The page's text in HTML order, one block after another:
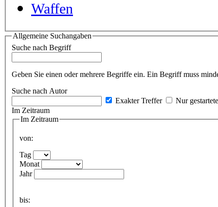
Waffen
Allgemeine Suchangaben
Suche nach Begriff
Geben Sie einen oder mehrere Begriffe ein. Ein Begriff muss
Suche nach Autor
Exakter Treffer
Nur
Im Zeitraum
Im Zeitraum
von:
Tag
Monat
Jahr
bis: